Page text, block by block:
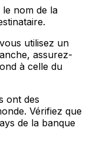
le nom de la
utilisez un
assurez-
à celle du
ont des
Vérifiez que
de la banque